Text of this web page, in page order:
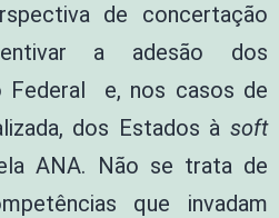
de concertação
a adesão dos
Federal e, nos casos de
dos Estados à soft
ANA. Não se trata de
que invadam